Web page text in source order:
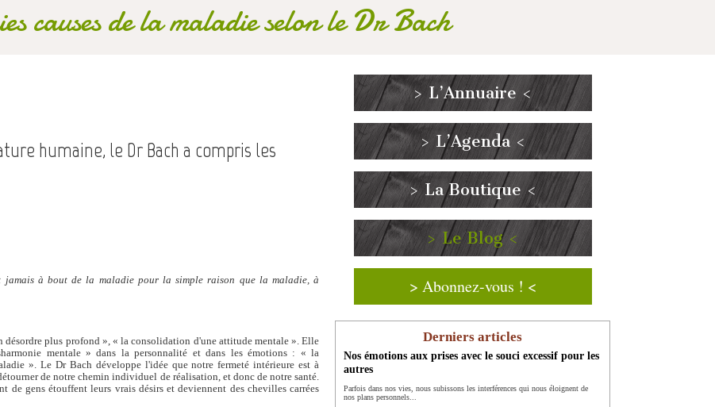
causes de la maladie selon le Dr Bach
humaine, le Dr Bach a compris les
jamais à bout de la maladie pour la simple raison que la maladie, à
désordre plus profond », « la consolidation d'une attitude mentale ». Elle
mentale » dans la personnalité et dans les émotions : « la
». Le Dr Bach développe l'idée que notre fermeté intérieure est à
de notre chemin individuel de réalisation, et donc de notre santé.
de gens étouffent leurs vrais désirs et deviennent des chevilles carrées
> L’Annuaire <
> L’Agenda <
> La Boutique <
> Le Blog <
> Abonnez-vous ! <
Derniers articles
Nos émotions aux prises avec le souci excessif pour les
autres
Parfois dans nos vies, nous subissons les interférences qui nous éloignent de
nos plans personnels...